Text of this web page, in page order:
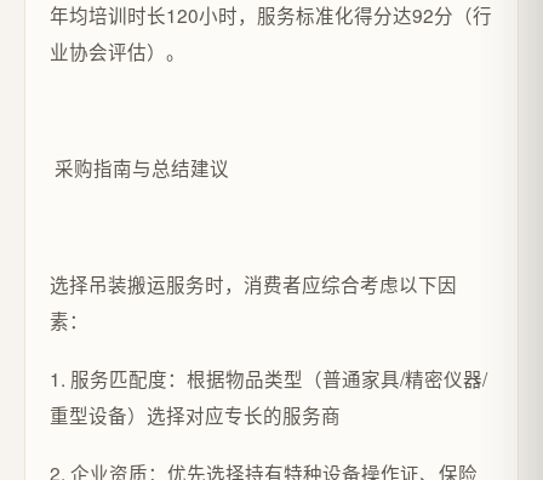
年均培训时长120小时，服务标准化得分达92分（行
业协会评估）。
采购指南与总结建议
选择吊装搬运服务时，消费者应综合考虑以下因
素：
1. 服务匹配度：根据物品类型（普通家具/精密仪器/
重型设备）选择对应专长的服务商
2. 企业资质：优先选择持有特种设备操作证、保险